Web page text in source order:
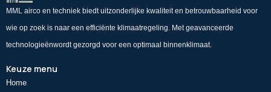
MML airco en techniek biedt uitzonderlijke kwaliteit en betrouwbaarheid voor
wie op zoek is naar een efficiënte klimaatregeling. Met geavanceerde
technologieënwordt gezorgd voor een optimaal binnenklimaat.
Keuze menu
Home